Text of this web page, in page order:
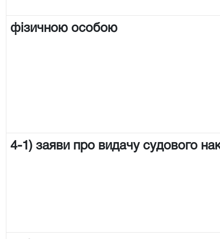
фізичною особою
4-1) заяви про видачу судового